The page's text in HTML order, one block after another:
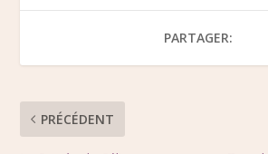
PARTAGER:
PRÉCÉDENT